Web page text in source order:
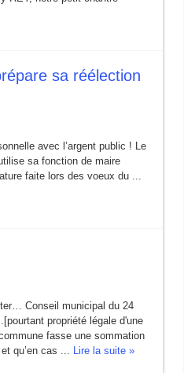
sa réélection
avec l’argent public ! Le
sa fonction de maire
faite lors des voeux du ...
Conseil municipal du 24
propriété légale d'une
fasse une sommation
qu’en cas ... Lire la suite »